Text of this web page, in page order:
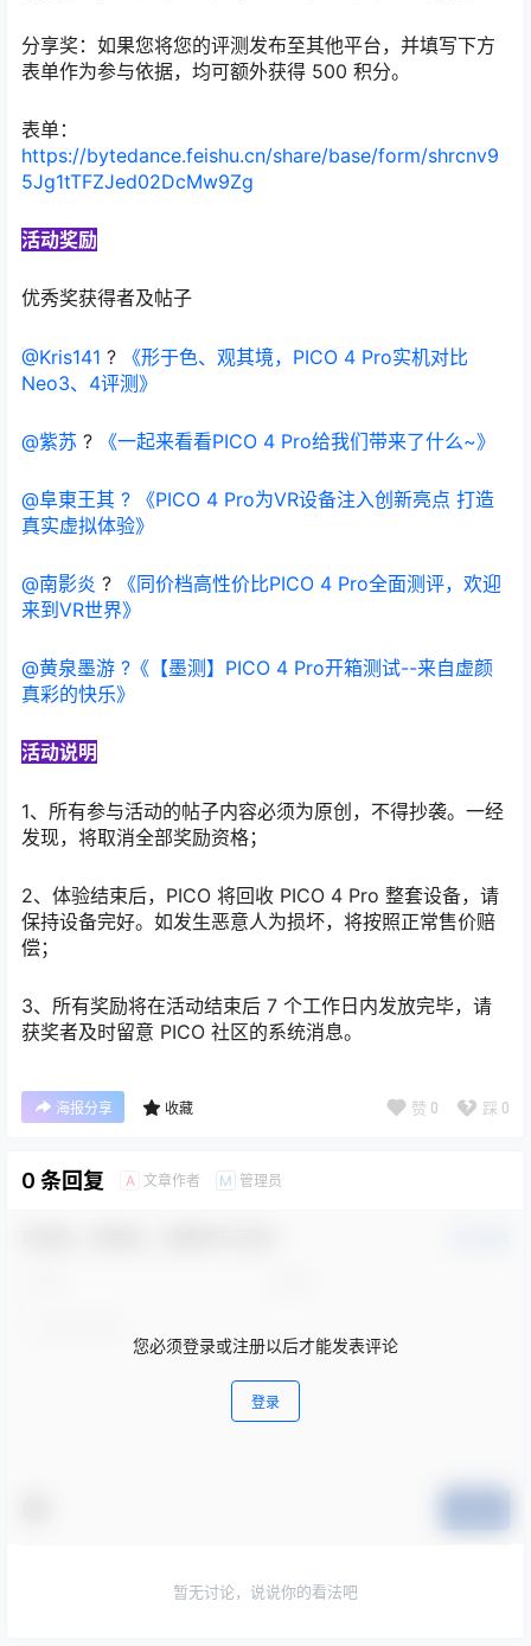
分享奖：如果您将您的评测发布至其他平台，并填写下方
表单作为参与依据，均可额外获得 500 积分。
表单：
https://bytedance.feishu.cn/share/base/form/shrcnv9
5Jg1tTFZJed02DcMw9Zg
活动奖励
优秀奖获得者及帖子
@Kris141 ?
《形于色、观其境，PICO 4 Pro实机对比
Neo3、4评测》
@紫苏 ? 《一起来看看PICO 4 Pro给我们带来了什么~》
@阜東王其 ? 《PICO 4 Pro为VR设备注入创新亮点 打造
真实虚拟体验》
@南影炎 ?
《同价档高性价比PICO 4 Pro全面测评，欢迎
来到VR世界》
@黄泉墨游 ?《【墨测】PICO 4 Pro开箱测试--来自虚颜
真彩的快乐》
活动说明
1、所有参与活动的帖子内容必须为原创，不得抄袭。一经
发现，将取消全部奖励资格；
2、体验结束后，PICO 将回收 PICO 4 Pro 整套设备，请
保持设备完好。如发生恶意人为损坏，将按照正常售价赔
偿；
3、所有奖励将在活动结束后 7 个工作日内发放完毕，请
获奖者及时留意 PICO 社区的系统消息。
海报分享 收藏 赞 0 踩 0
0 条回复 A 文章作者 M 管理员
您必须登录或注册以后才能发表评论
登录
暂无讨论，说说你的看法吧